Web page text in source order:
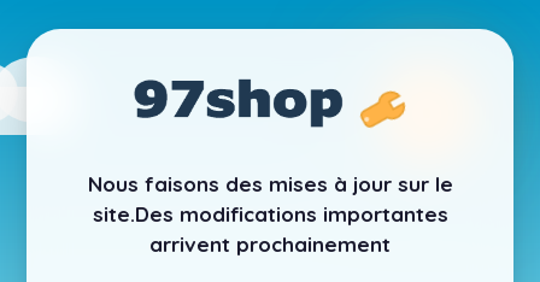
Nous faisons des mises à jour sur le
site.Des modifications importantes
arrivent prochainement